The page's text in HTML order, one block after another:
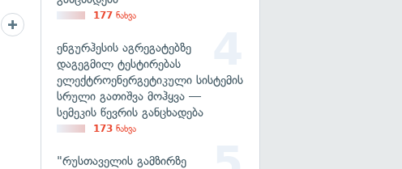
177 ნახვა
ენგურჰესის აგრეგატებზე
დაგეგმილ ტესტირებას
ელექტროენერგეტიკული სისტემის
სრული გათიშვა მოჰყვა —
სემეკის წევრის განცხადება
173 ნახვა
"რუსთაველის გამზირზე